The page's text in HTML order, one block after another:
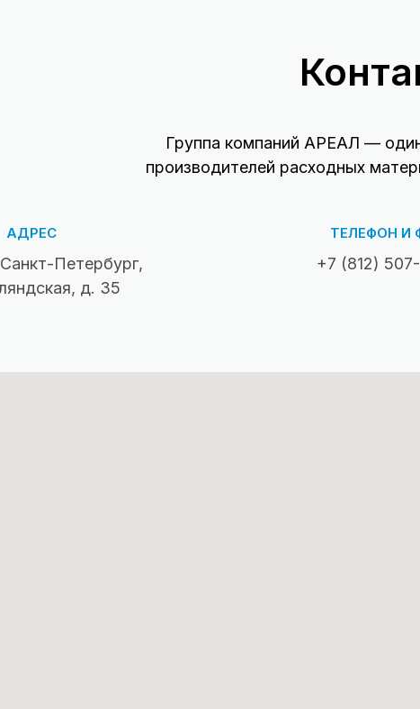
Группа компаний АРЕАЛ —
производителей расходных
АДРЕС
Петербург,
д. 35
ТЕЛЕФОН И
+7 (812)